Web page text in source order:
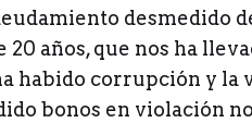
desmedido
20 años, que nos ha
habido corrupción y la
bonos en violación